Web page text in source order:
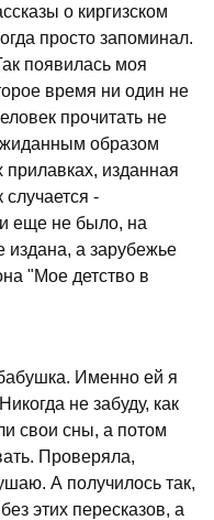
о киргизском
просто запоминал.
появилась моя
время ни один не
прочитать не
образом
изданная
случается -
еще не было, на
издана, а зарубежье
"Мое детство в
Именно ей я
не забуду, как
свои сны, а потом
Проверяла,
А получилось так,
этих пересказов, а